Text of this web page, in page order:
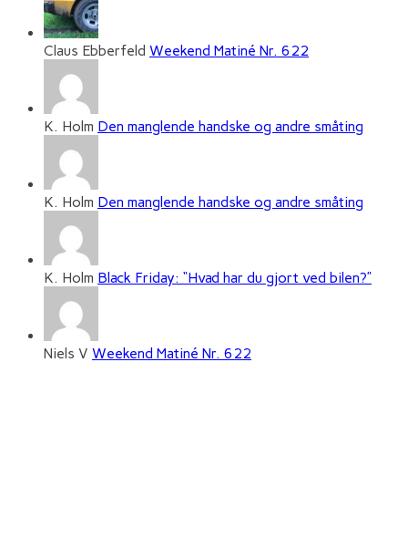
Claus Ebberfeld Weekend Matiné Nr. 622
K. Holm Den manglende handske og andre småting
K. Holm Den manglende handske og andre småting
K. Holm Black Friday: “Hvad har du gjort ved bilen?”
Niels V Weekend Matiné Nr. 622